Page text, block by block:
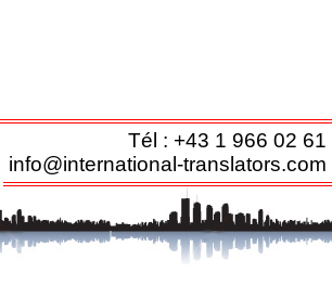
Tél : +43 1 966 02 61
info@international-translators.com